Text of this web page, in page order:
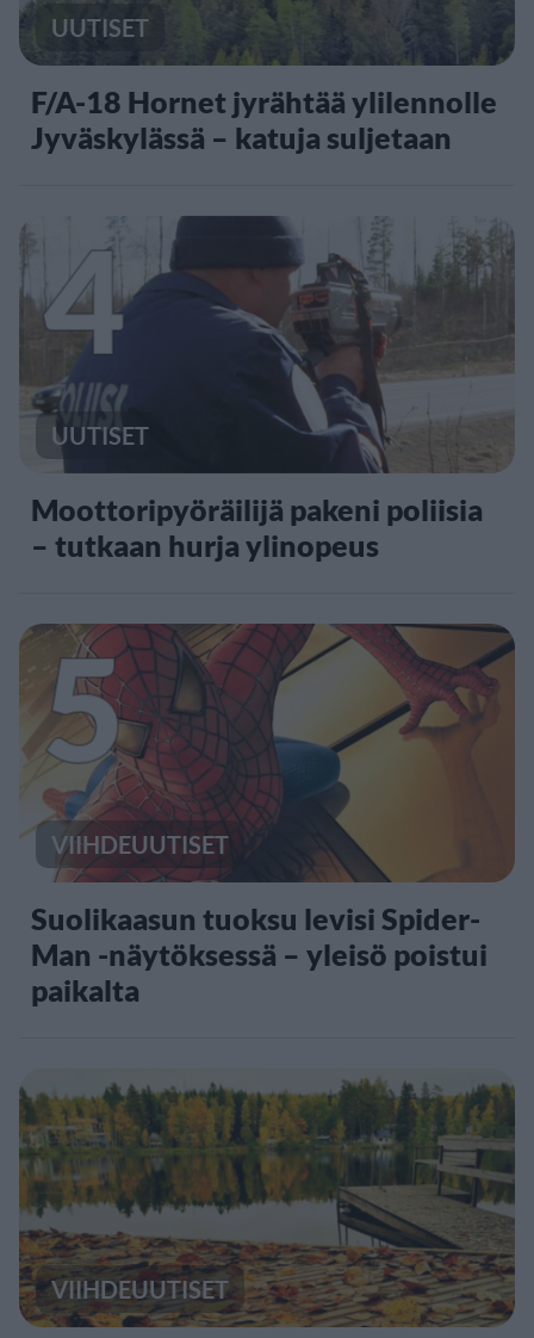
UUTISET
F/A-18 Hornet jyrähtää ylilennolle
Jyväskylässä – katuja suljetaan
4
UUTISET
Moottoripyöräilijä pakeni poliisia
– tutkaan hurja ylinopeus
5
VIIHDEUUTISET
Suolikaasun tuoksu levisi Spider-
Man -näytöksessä – yleisö poistui
paikalta
VIIHDEUUTISET